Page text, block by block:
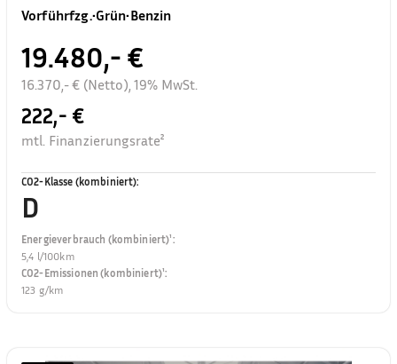
Vorführfzg.•Grün•Benzin
19.480,- €
16.370,- € (Netto), 19% MwSt.
222,- €
mtl. Finanzierungsrate²
CO2-Klasse (kombiniert):
D
Energieverbrauch (kombiniert)¹:
5,4 l/100km
CO2-Emissionen (kombiniert)¹:
123 g/km